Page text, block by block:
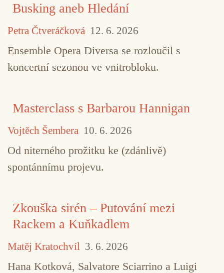
Busking aneb Hledání
Petra Čtveráčková 12. 6. 2026
Ensemble Opera Diversa se rozloučil s
koncertní sezonou ve vnitrobloku.
Masterclass s Barbarou Hannigan
Vojtěch Šembera 10. 6. 2026
Od niterného prožitku ke (zdánlivě)
spontánnímu projevu.
Zkouška sirén – Putování mezi
Rackem a Kuňkadlem
Matěj Kratochvíl 3. 6. 2026
Hana Kotková, Salvatore Sciarrino a Luigi